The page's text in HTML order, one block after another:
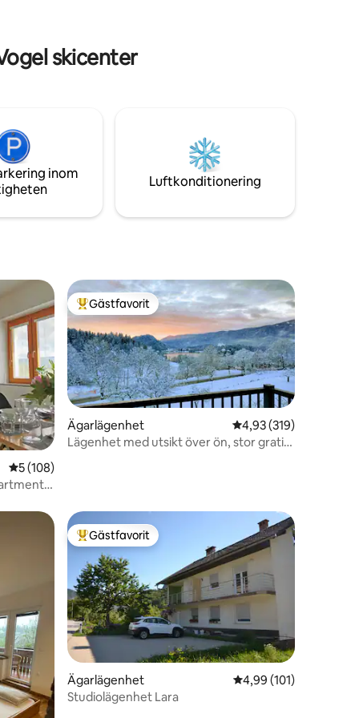
skicenter
inom
Luftkonditionering
5 av 5 i genomsnittligt betyg, 108 omdömen
5 (108)
Populär gästfavorit
Gästfavorit
Ägarlägenhet 4,93 av 5 i
4,93 (319)
Lägenhet med utsikt över ön, stor gratis
Populär gästfavorit
Gästfavorit
Ägarlägenhet 4,99 av 5 i
4,99 (101)
Studiolägenhet Lara